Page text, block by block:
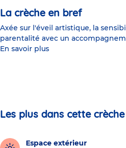
La crèche en bref
Axée sur l'éveil artistique, la
parentalité avec un
En savoir plus
Les plus dans cette crèche
Espace extérieur